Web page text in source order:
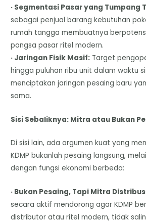
· Segmentasi Pasar yang Tumpang
sebagai penjual barang kebutuhan
rumah tangga membuatnya
pangsa pasar ritel modern.
· Jaringan Fisik Masif: Target
hingga puluhan ribu unit dalam waktu
menciptakan jaringan pesaing baru
sama.
Sisi Sebaliknya: Mitra atau Bukan
Di sisi lain, ada argumen kuat yang
KDMP bukanlah pesaing langsung,
dengan fungsi ekonomi berbeda:
· Bukan Pesaing, Tapi Mitra
secara aktif mendorong agar KDMP
distributor atau ritel modern, tidak